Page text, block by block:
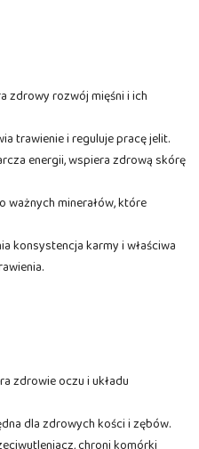
zdrowy rozwój mięśni i ich
trawienie i reguluje pracę jelit.
energii, wspiera zdrową skórę
ważnych minerałów, które
konsystencja karmy i właściwa
zdrowie oczu i układu
dla zdrowych kości i zębów.